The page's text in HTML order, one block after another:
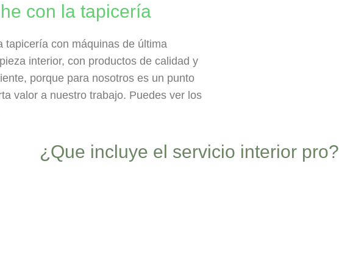
con la tapicería
tapicería con máquinas de última
interior, con productos de calidad y
porque para nosotros es un punto
valor a nuestro trabajo. Puedes ver los
¿Que incluye el servicio interior pro?